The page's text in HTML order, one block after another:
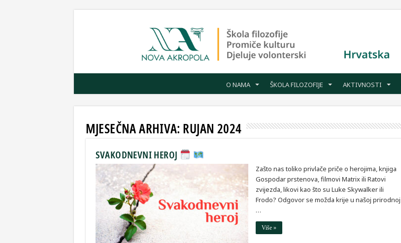
O NAMA ŠKOLA FILOZOFIJE AKTIVNOSTI
MJESEČNA ARHIVA: RUJAN 2024
SVAKODNEVNI HEROJ
Zašto nas toliko privlače priče o herojima, knjiga
Gospodar prstenova, filmovi Matrix ili Ratovi
zvijezda, likovi kao što su Luke Skywalker ili
Frodo? Odgovor se možda krije u našoj prirodnoj
…
Više »